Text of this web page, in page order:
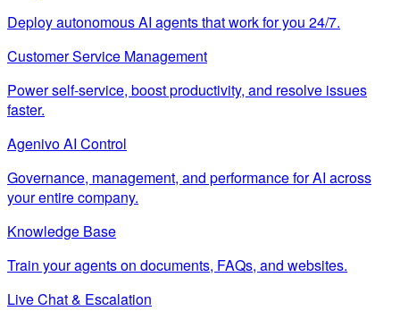
Deploy autonomous AI agents that work for you 24/7.
Customer Service Management
Power self-service, boost productivity, and resolve issues
faster.
Agenivo AI Control
Governance, management, and performance for AI across
your entire company.
Knowledge Base
Train your agents on documents, FAQs, and websites.
Live Chat & Escalation